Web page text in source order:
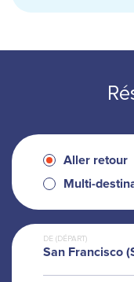
Aller retour
Multi-
DE (DÉPART)
San Francisco